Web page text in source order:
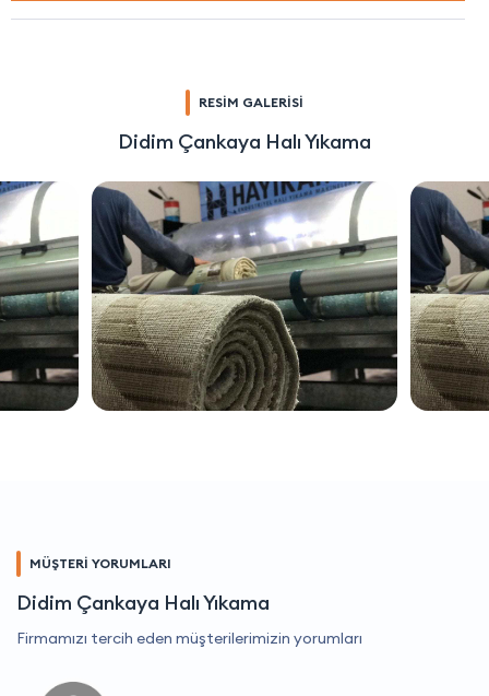
RESİM GALERİSİ
Didim Çankaya Halı Yıkama
MÜŞTERİ YORUMLARI
Didim Çankaya Halı Yıkama
Firmamızı tercih eden müşterilerimizin yorumları